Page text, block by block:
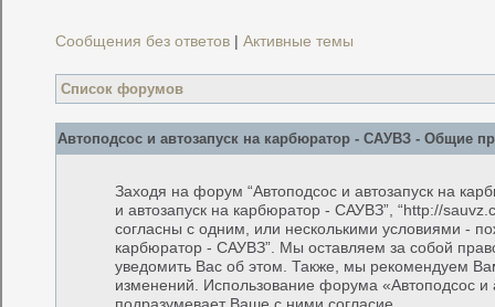
Сообщения без ответов |Активные темы
Список форумов
Автоподсос и автозапуск на карбюратор - САУВЗ - Общие
Заходя на форум “Автоподсос и автозапуск на
и автозапуск на карбюратор - САУВЗ”, “http://
согласны с одним, или несколькими условиями -
карбюратор - САУВЗ”. Мы оставляем за собой
уведомить Вас об этом. Также, мы рекомендуем
изменений. Использование форума «Автоподсос